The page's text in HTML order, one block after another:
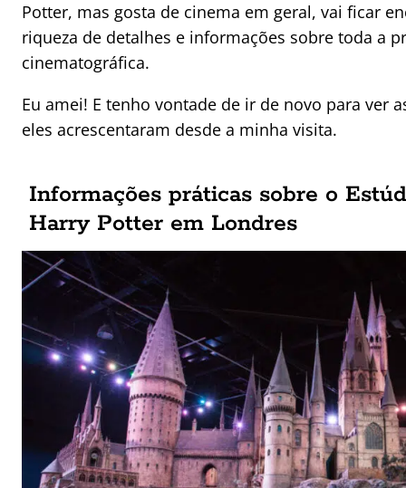
Potter, mas gosta de cinema em geral, vai ficar
riqueza de detalhes e informações sobre toda a
cinematográfica.
Eu amei! E tenho vontade de ir de novo para ver
eles acrescentaram desde a minha visita.
Informações práticas sobre o
Harry Potter em Londres